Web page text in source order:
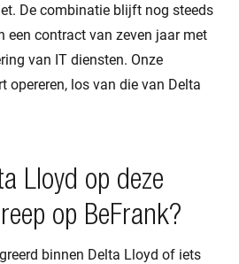
De combinatie blijft nog steeds
een contract van zeven jaar met
van IT diensten. Onze
los van die van Delta
Lloyd op deze
op BeFrank?
binnen Delta Lloyd of iets